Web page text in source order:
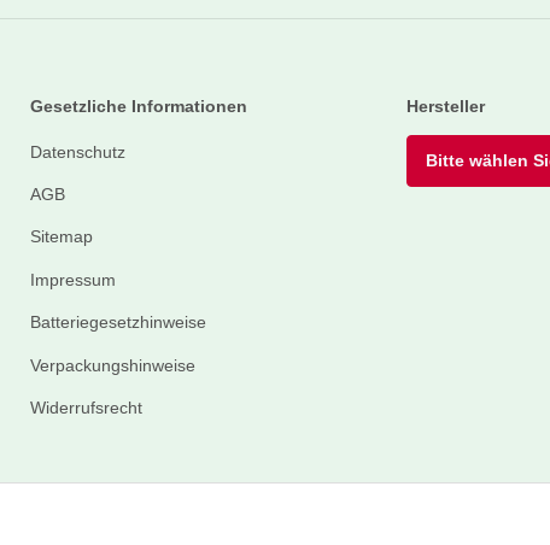
Gesetzliche Informationen
Datenschutz
AGB
Sitemap
Impressum
Batteriegesetzhinweise
Verpackungshinweise
Widerrufsrecht
Hersteller
Bitte wählen